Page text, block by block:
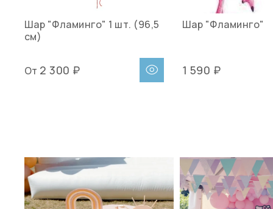
Шар "Фламинго" 1 шт. (96,5
см)
От 2 300 ₽
Шар "Фламинго"
1 590 ₽